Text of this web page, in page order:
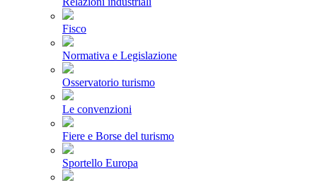
Fisco
Normativa e Legislazione
Osservatorio turismo
Le convenzioni
Fiere e Borse del turismo
Sportello Europa